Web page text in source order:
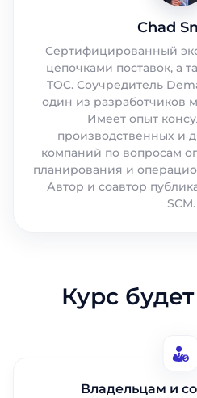
Chad
Сертифицированный
цепочками поставок, а
TOC. Соучредитель
один из разработчиков
Имеет опыт
производственных и
компаний по вопросам
планирования и
Автор и соавтор
SCM.
Курс
Владельцам и